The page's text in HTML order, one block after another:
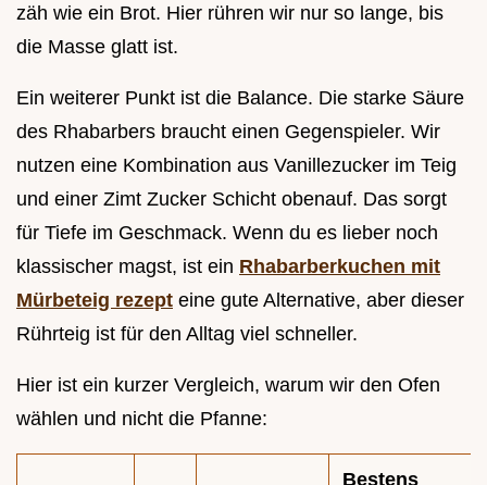
zäh wie ein Brot. Hier rühren wir nur so lange, bis
die Masse glatt ist.
Ein weiterer Punkt ist die Balance. Die starke Säure
des Rhabarbers braucht einen Gegenspieler. Wir
nutzen eine Kombination aus Vanillezucker im Teig
und einer Zimt Zucker Schicht obenauf. Das sorgt
für Tiefe im Geschmack. Wenn du es lieber noch
klassischer magst, ist ein Rhabarberkuchen mit
Mürbeteig rezept eine gute Alternative, aber dieser
Rührteig ist für den Alltag viel schneller.
Hier ist ein kurzer Vergleich, warum wir den Ofen
wählen und nicht die Pfanne:
Bestens